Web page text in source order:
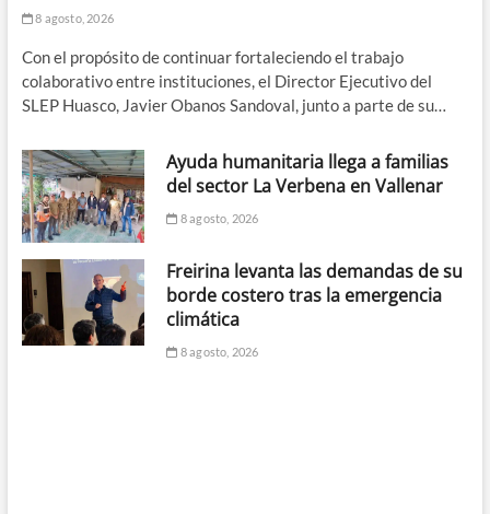
8 agosto, 2026
Con el propósito de continuar fortaleciendo el trabajo
colaborativo entre instituciones, el Director Ejecutivo del
SLEP Huasco, Javier Obanos Sandoval, junto a parte de su…
Ayuda humanitaria llega a familias
del sector La Verbena en Vallenar
8 agosto, 2026
Freirina levanta las demandas de su
borde costero tras la emergencia
climática
8 agosto, 2026